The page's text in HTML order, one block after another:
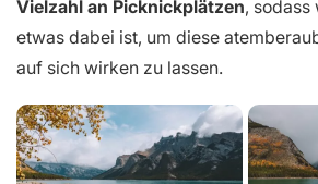
Vielzahl an Picknickplätzen,
etwas dabei ist, um diese
auf sich wirken zu lassen.